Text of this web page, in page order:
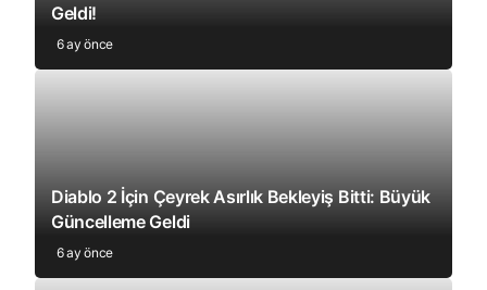
Geldi!
6 ay önce
Diablo 2 İçin Çeyrek Asırlık Bekleyiş Bitti: Büyük
Güncelleme Geldi
6 ay önce